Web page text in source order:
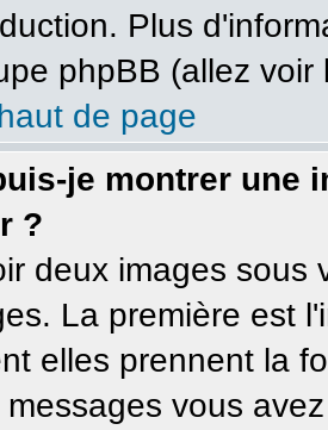
Plus
phpBB (allez
de page
je montrer une
?
deux images sous
La première est
elles prennent la
vous